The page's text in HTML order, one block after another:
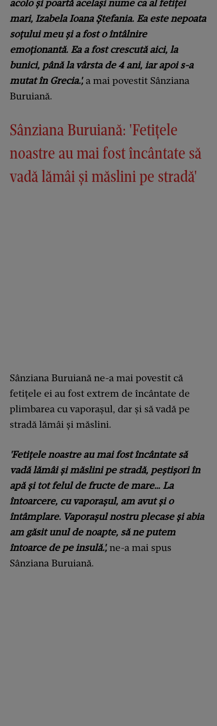
acolo și poartă același nume ca al fetiței
mari, Izabela Ioana Ștefania. Ea este nepoata
soțului meu și a fost o întâlnire
emoționantă. Ea a fost crescută aici, la
bunici, până la vârsta de 4 ani, iar apoi s-a
mutat în Grecia.', a mai povestit Sânziana
Buruiană.
Sânziana Buruiană: 'Fetițele
noastre au mai fost încântate să
vadă lămâi și măslini pe stradă'
Sânziana Buruiană ne-a mai povestit că
fetițele ei au fost extrem de încântate de
plimbarea cu vaporașul, dar și să vadă pe
stradă lămâi și măslini.
'Fetițele noastre au mai fost încântate să
vadă lămâi și măslini pe stradă, peștișori în
apă și tot felul de fructe de mare… La
întoarcere, cu vaporașul, am avut și o
întâmplare. Vaporașul nostru plecase și abia
am găsit unul de noapte, să ne putem
întoarce de pe insulă.', ne-a mai spus
Sânziana Buruiană.